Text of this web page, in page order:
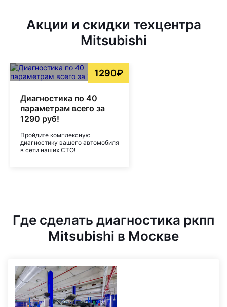
Акции и скидки техцентра
Mitsubishi
1290₽
Диагностика по 40
параметрам всего за
1290 руб!
Пройдите комплексную
диагностику вашего автомобиля
в сети наших СТО!
Где сделать диагностика ркпп
Mitsubishi в Москве